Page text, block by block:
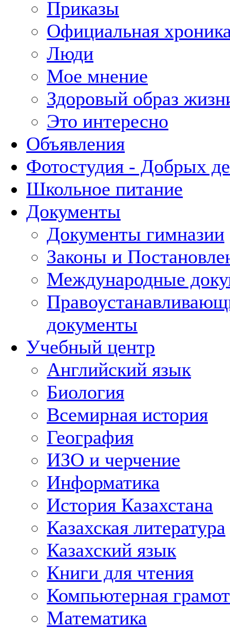
Приказы
Официальная
Люди
Мое мнение
Здоровый образ
Это интересно
Объявления
Фотостудия - Добрых
Школьное питание
Документы
Документы гимназии
Законы и
Международные
документы
Учебный центр
Английский язык
Биология
Всемирная история
География
ИЗО и черчение
Информатика
История Казахстана
Казахская литература
Казахский язык
Книги для чтения
Компьютерная
Математика